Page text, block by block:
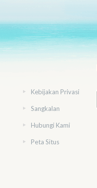
Kebijakan Privasi
Sangkalan
Hubungi Kami
Peta Situs